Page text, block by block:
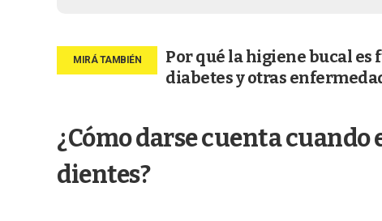
Por qué la higiene bucal
diabetes y otras
¿Cómo darse cuenta
dientes?